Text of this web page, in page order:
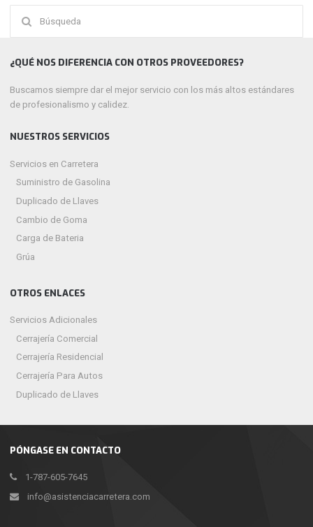
PÓNGASE EN CONTACTO
1-787-605-7645
info@asistenciacarretera.com
¿QUÉ NOS DIFERENCIA CON OTROS PROVEEDORES?
Buscamos siempre dar el mejor servicio con los más altos estándares
de profesionalismo y calidez.
NUESTROS SERVICIOS
Servicios en Carretera
Suministro de Gasolina
Duplicado de Llaves
Cambio de Goma
Carga de Bateria
Grúa
OTROS ENLACES
Servicios Adicionales
Cerrajería Comercial
Cerrajería Residencial
Cerrajería Para Autos
Duplicado de Llaves